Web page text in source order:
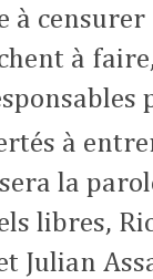
censurer
à
à
la
libres,
Julian